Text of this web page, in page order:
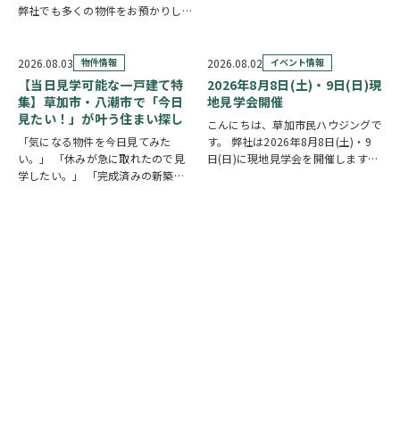
弊社でも多くの物件をお預かりして
10分圏内の便利な立地 手代は東武
スカイツリーライン「草加駅」が生
活圏です。北千…
https://www.century21soka.com/st/
2026.08.03 物件情報
【当日見学可能な一戸建て特
集】草加市・八潮市で「今日
見たい！」が叶う住まい探し
「気になる物件を今日見てみた
い。」 「休みが急に取れたので見
学したい。」 「完成済みの新築を
2026.08.02 イベント情報
2026年8月8日(土)・9日(日)現
地見学会開催
こんにちは、草加市民ハウジングで
す。 弊社は2026年8月8日(土)・9
日(日)に現地見学会を開催します！